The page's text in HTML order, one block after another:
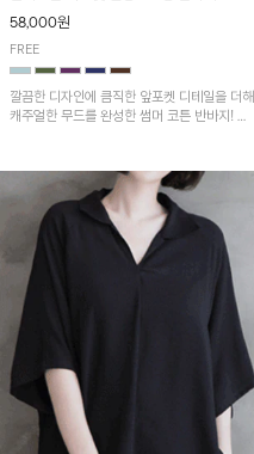
58,000원
FREE
깔끔한 디자인에 큼직한 앞포켓 디테일을 더해
캐주얼한 무드를 완성한 썸머 코튼 반바지! 허
일리 하게 활용하기 좋아요~